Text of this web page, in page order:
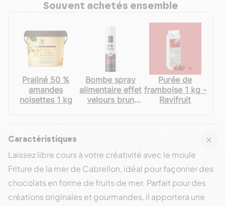
Souvent achetés ensemble
Praliné 50 %
amandes
noisettes 1 kg
Bombe spray
alimentaire effet
velours brun
Purée de
framboise 1 kg -
Ravifruit
Caractéristiques
Laissez libre cours à votre créativité avec le moule
Friture de la mer de Cabrellon, idéal pour façonner des
chocolats en forme de fruits de mer. Parfait pour des
créations originales et gourmandes, il apportera une